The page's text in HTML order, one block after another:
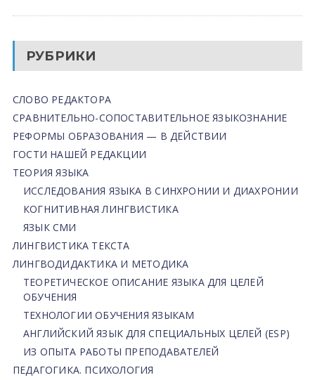
РУБРИКИ
СЛОВО РЕДАКТОРА
СРАВНИТЕЛЬНО-СОПОСТАВИТЕЛЬНОЕ ЯЗЫКОЗНАНИЕ
РЕФОРМЫ ОБРАЗОВАНИЯ — В ДЕЙСТВИИ
ГОСТИ НАШЕЙ РЕДАКЦИИ
ТЕОРИЯ ЯЗЫКА
ИССЛЕДОВАНИЯ ЯЗЫКА В СИНХРОНИИ И ДИАХРОНИИ
КОГНИТИВНАЯ ЛИНГВИСТИКА
ЯЗЫК СМИ
ЛИНГВИСТИКА ТЕКСТА
ЛИНГВОДИДАКТИКА И МЕТОДИКА
ТЕОРЕТИЧЕСКОЕ ОПИСАНИЕ ЯЗЫКА ДЛЯ ЦЕЛЕЙ
ОБУЧЕНИЯ
ТЕХНОЛОГИИ ОБУЧЕНИЯ ЯЗЫКАМ
АНГЛИЙСКИЙ ЯЗЫК ДЛЯ СПЕЦИАЛЬНЫХ ЦЕЛЕЙ (ESP)
ИЗ ОПЫТА РАБОТЫ ПРЕПОДАВАТЕЛЕЙ
ПЕДАГОГИКА. ПСИХОЛОГИЯ